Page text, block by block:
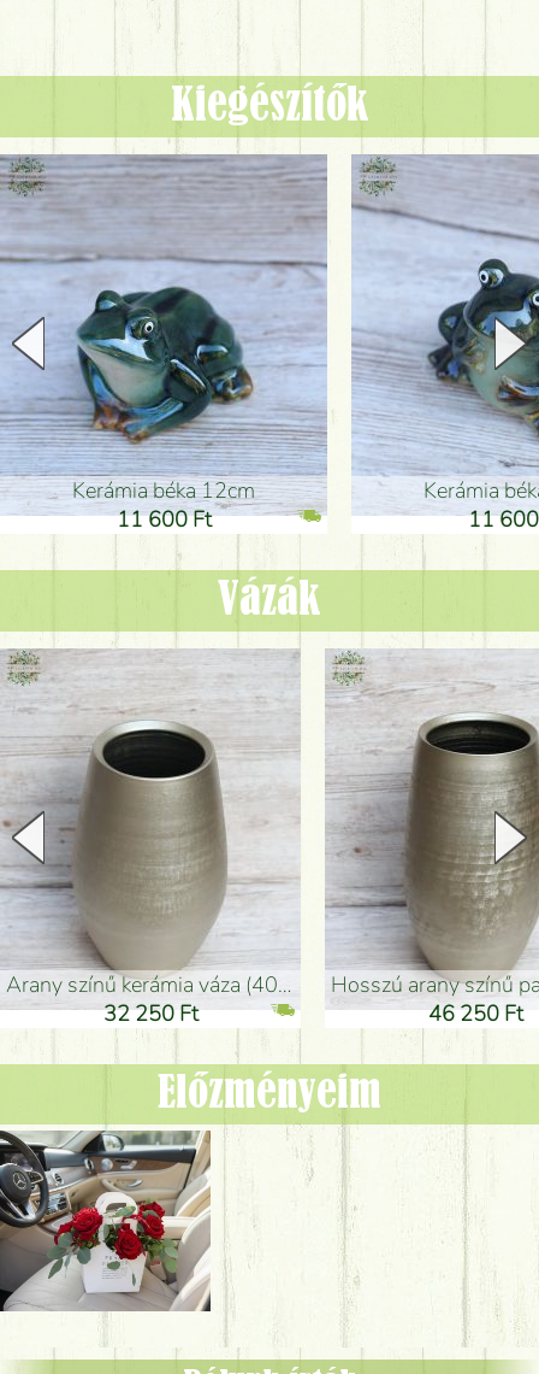
Kiegészítők
Kerámia béka 12cm
11 600 Ft
Kerámia
11
Vázák
arany színű kerámia váza (40x26cm)
32 250 Ft
hosszú arany színű
46 250 Ft
Előzményeim